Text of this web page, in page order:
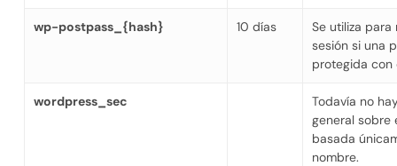
wp-postpass_{hash} 10 días
Se utiliza para
sesión si una
protegida con
wordpress_sec
Todavía no
general sobre
basada
nombre.